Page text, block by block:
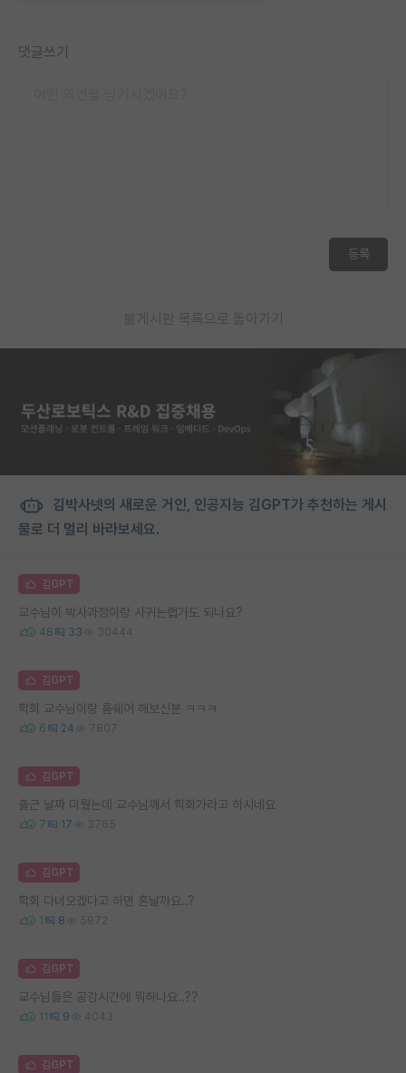
댓글쓰기
등록
게시판 목록으로 돌아가기
김박사넷의 새로운 거인, 인공지능 김GPT가 추천하는 게시
물로 더 멀리 바라보세요.
김GPT
교수님이 박사과정이랑 사귀는랩가도 되나요?
48 33 30444
김GPT
학회 교수님이랑 룸쉐어 해보신분 ㅋㅋㅋ
6 24 7807
김GPT
출근 날짜 미뤘는데 교수님깨서 학회가라고 하시네요
7 17 3765
김GPT
학회 다녀오겠다고 하면 혼날까요..?
1 8 5872
김GPT
교수님들은 공강시간에 뭐하나요..??
11 9 4043
김GPT